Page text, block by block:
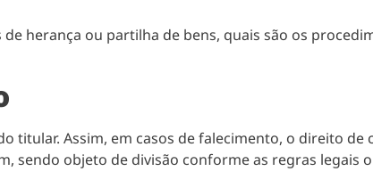
herança ou partilha de bens, quais são os
titular. Assim, em casos de falecimento, o direito de
sendo objeto de divisão conforme as regras legais